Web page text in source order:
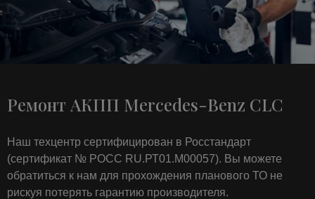
Ремонт АКПП Mercedes-Benz CLC
Наш техцентр сертифицирован в Росстандарт
(сертификат № РОСС RU.РТ01.М00057). Вы можете
обратиться к нам для прохождения планового ТО не
рискуя потерять гарантию производителя.